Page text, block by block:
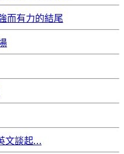
而有力的結尾
文談起…